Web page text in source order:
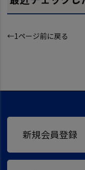
←1ページ前に戻る
新規会員登録